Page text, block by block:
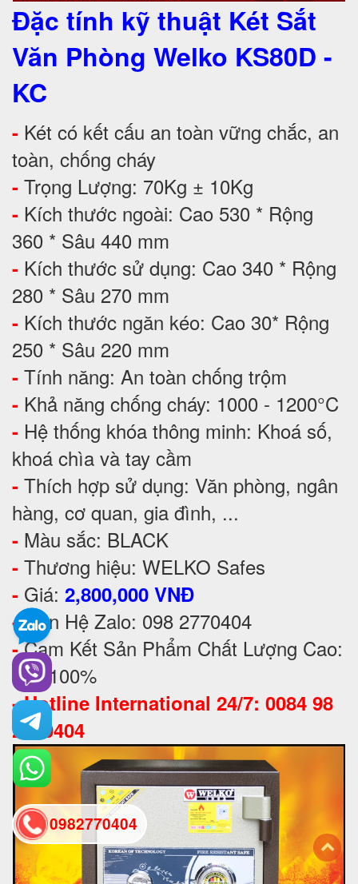
Đặc tính kỹ thuật Két Sắt
Văn Phòng Welko KS80D -
KC
- Két có kết cấu an toàn vững chắc, an
toàn, chống cháy
- Trọng Lượng: 70Kg ± 10Kg
- Kích thước ngoài: Cao 530 * Rộng
360 * Sâu 440 mm
- Kích thước sử dụng: Cao 340 * Rộng
280 * Sâu 270 mm
- Kích thước ngăn kéo: Cao 30* Rộng
250 * Sâu 220 mm
- Tính năng: An toàn chống trộm
- Khả năng chống cháy: 1000 - 1200°C
- Hệ thống khóa thông minh: Khoá số,
khoá chìa và tay cầm
- Thích hợp sử dụng: Văn phòng, ngân
hàng, cơ quan, gia đình, ...
- Màu sắc: BLACK
- Thương hiệu: WELKO Safes
- Giá: 2,800,000 VNĐ
- Liên Hệ Zalo: 098 2770404
-Cam Kết Sản Phẩm Chất Lượng Cao:
Mới 100%
- Hotline International 24/7: 0084 98
2770404
0982770404
back